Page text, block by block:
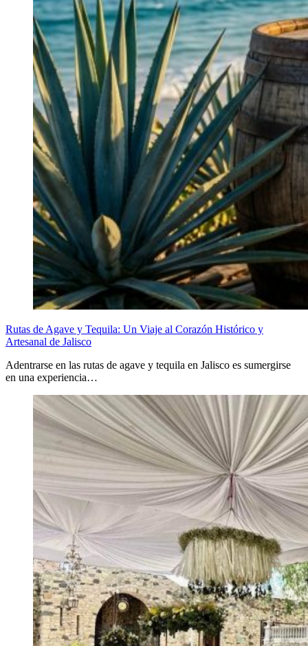
Rutas de Agave y Tequila: Un Viaje al Corazón Histórico y
Artesanal de Jalisco
Adentrarse en las rutas de agave y tequila en Jalisco es sumergirse
en una experiencia…